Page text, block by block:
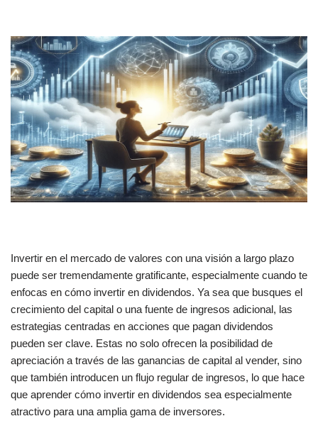
Invertir en el mercado de valores con una visión a largo plazo
puede ser tremendamente gratificante, especialmente cuando te
enfocas en cómo invertir en dividendos. Ya sea que busques el
crecimiento del capital o una fuente de ingresos adicional, las
estrategias centradas en acciones que pagan dividendos
pueden ser clave. Estas no solo ofrecen la posibilidad de
apreciación a través de las ganancias de capital al vender, sino
que también introducen un flujo regular de ingresos, lo que hace
que aprender cómo invertir en dividendos sea especialmente
atractivo para una amplia gama de inversores.